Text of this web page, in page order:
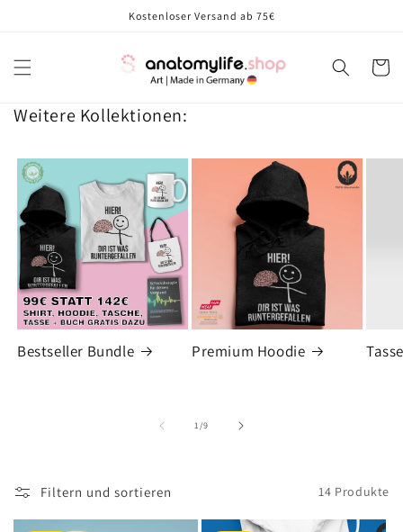
Kostenloser Versand ab 75€
Weitere Kollektionen:
Bestseller Bundle Premium Hoodie Tasse
1/von
9
Filtern und sortieren 14 Produkte